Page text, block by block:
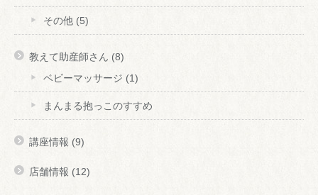
その他 (5)
教えて助産師さん (8)
ベビーマッサージ (1)
まんまる抱っこのすすめ
講座情報 (9)
店舗情報 (12)